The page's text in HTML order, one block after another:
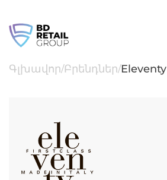
content
Գլխավոր/Բրենդներ/Eleventy